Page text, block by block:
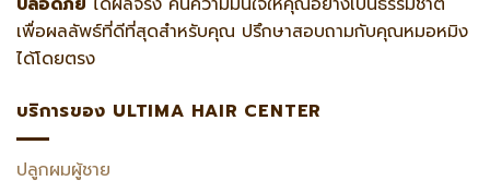
เพื่อผลลัพธ์ที่ดีที่สุดสำหรับคุณ ปรึกษาสอบถามกับคุณหมอหมิง
ได้โดยตรง
บริการของ ULTIMA HAIR CENTER
ปลูกผมผู้ชาย